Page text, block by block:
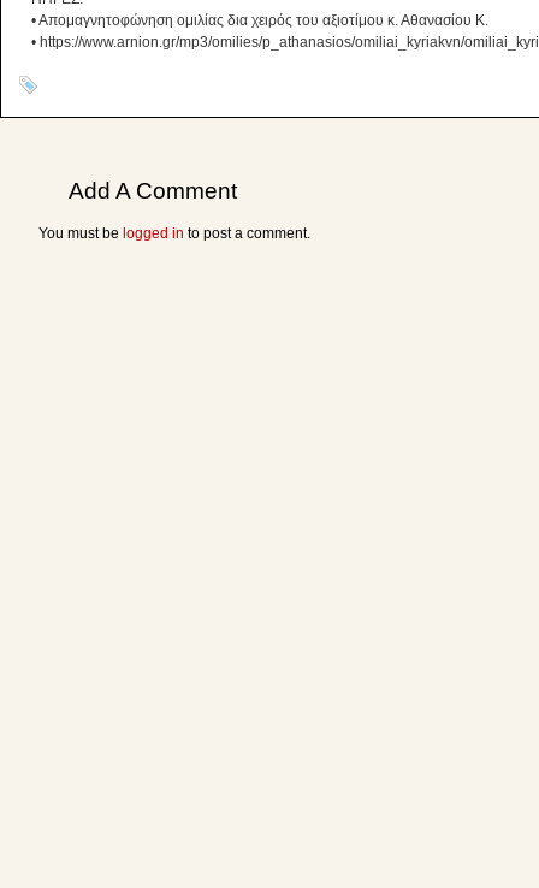
• Απομαγνητοφώνηση ομιλίας δια χειρός του αξιοτίμου κ. Αθανασίου Κ.
• https://www.arnion.gr/mp3/omilies/p_athanasios/omiliai_kyriakvn/
Add A Comment
You must be logged in to post a comment.